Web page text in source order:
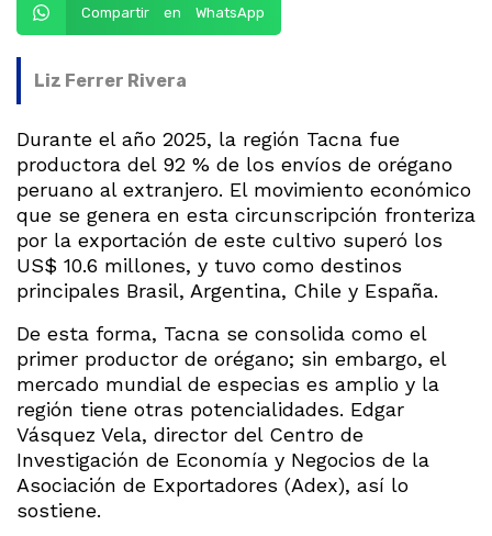
Compartir en WhatsApp
Liz Ferrer Rivera
Durante el año 2025, la región Tacna fue
productora del 92 % de los envíos de orégano
peruano al extranjero. El movimiento económico
que se genera en esta circunscripción fronteriza
por la exportación de este cultivo superó los
US$ 10.6 millones, y tuvo como destinos
principales Brasil, Argentina, Chile y España.
De esta forma, Tacna se consolida como el
primer productor de orégano; sin embargo, el
mercado mundial de especias es amplio y la
región tiene otras potencialidades. Edgar
Vásquez Vela, director del Centro de
Investigación de Economía y Negocios de la
Asociación de Exportadores (Adex), así lo
sostiene.